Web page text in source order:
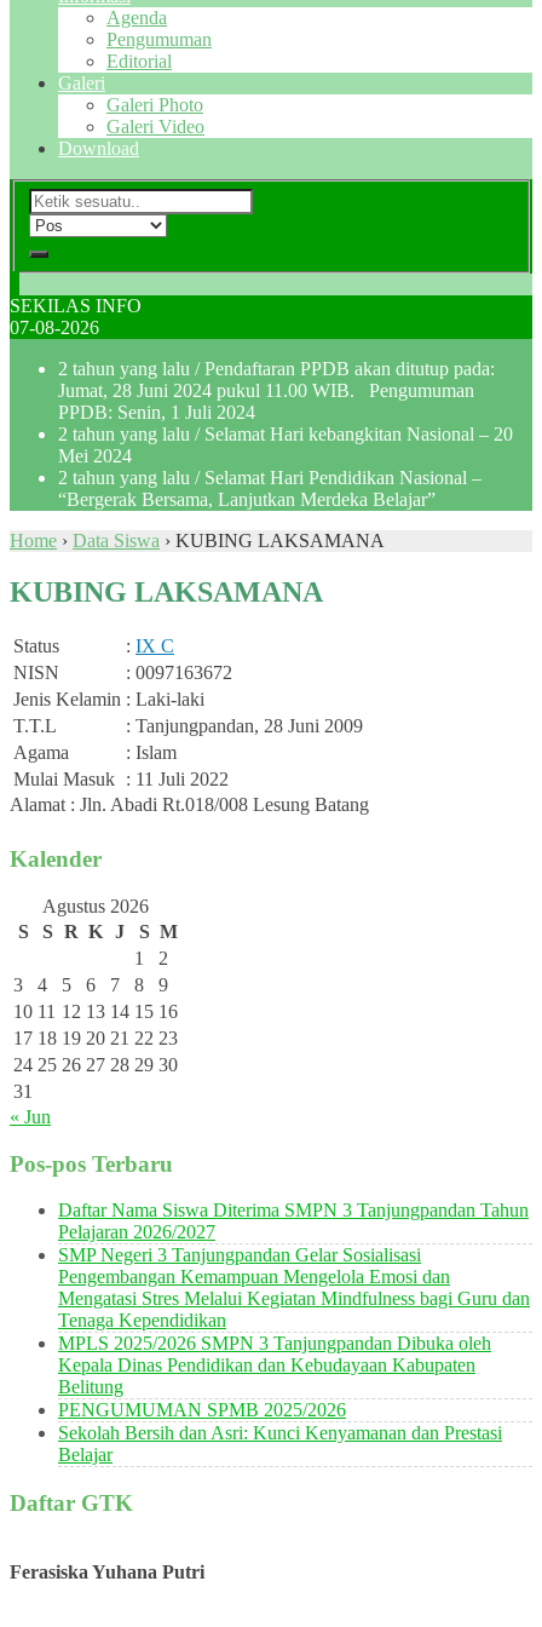
Agenda
Pengumuman
Editorial
Galeri
Galeri Photo
Galeri Video
Download
SEKILAS INFO
07-08-2026
2 tahun yang lalu / Pendaftaran PPDB akan ditutup pada:
Jumat, 28 Juni 2024 pukul 11.00 WIB. Pengumuman
PPDB: Senin, 1 Juli 2024
2 tahun yang lalu / Selamat Hari kebangkitan Nasional – 20
Mei 2024
2 tahun yang lalu / Selamat Hari Pendidikan Nasional –
“Bergerak Bersama, Lanjutkan Merdeka Belajar”
Home › Data Siswa › KUBING LAKSAMANA
KUBING LAKSAMANA
Status : IX C
NISN
: 0097163672
Jenis Kelamin : Laki-laki
T.T.L
: Tanjungpandan, 28 Juni 2009
Agama
: Islam
Mulai Masuk : 11 Juli 2022
Alamat : Jln. Abadi Rt.018/008 Lesung Batang
Kalender
Agustus 2026
S
S R K J S M
1
2
3
4 5 6 7 8
9
10 11 12 13 14 15 16
17 18 19 20 21 22 23
24 25 26 27 28 29 30
31
« Jun
Pos-pos Terbaru
Daftar Nama Siswa Diterima SMPN 3 Tanjungpandan Tahun
Pelajaran 2026/2027
SMP Negeri 3 Tanjungpandan Gelar Sosialisasi
Pengembangan Kemampuan Mengelola Emosi dan
Mengatasi Stres Melalui Kegiatan Mindfulness bagi Guru dan
Tenaga Kependidikan
MPLS 2025/2026 SMPN 3 Tanjungpandan Dibuka oleh
Kepala Dinas Pendidikan dan Kebudayaan Kabupaten
Belitung
PENGUMUMAN SPMB 2025/2026
Sekolah Bersih dan Asri: Kunci Kenyamanan dan Prestasi
Belajar
Daftar GTK
Ferasiska Yuhana Putri